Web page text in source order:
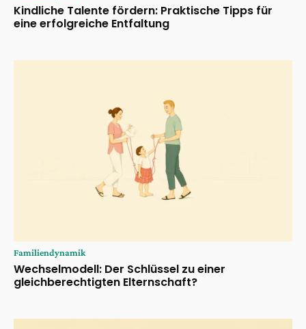
Kindliche Talente fördern: Praktische Tipps für
eine erfolgreiche Entfaltung
Familiendynamik
Wechselmodell: Der Schlüssel zu einer
gleichberechtigten Elternschaft?